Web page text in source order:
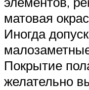
матовая
Иногда
Покрытие
желательно